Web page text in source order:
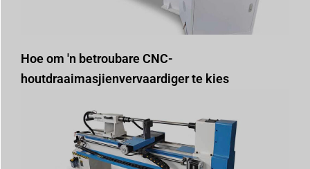
Hoe om 'n betroubare CNC-
houtdraaimasjienvervaardiger te kies